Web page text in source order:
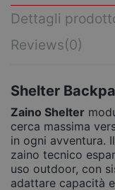
Dettagli
Reviews(0)
Shelter
Zaino Shelter
cerca massima
in ogni avventura.
zaino tecnico
uso outdoor, con
adattare capacità